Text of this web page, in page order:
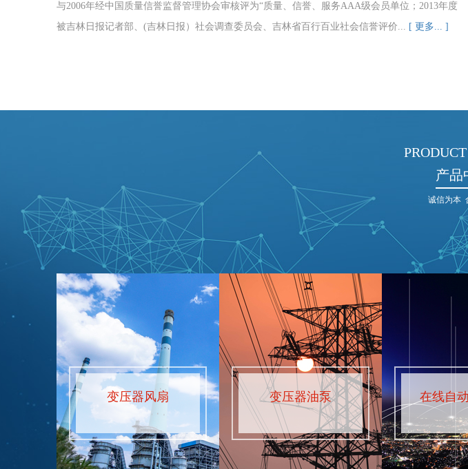
与2006年经中国质量信誉监督管理协会审核评为“质量、信誉、服务AAA级会员单位；2013年度
被吉林日报记者部、(吉林日报）社会调查委员会、吉林省百行百业社会信誉评价... [ 更多... ]
产品
诚信为本
变压器风扇 变压器油泵 在线自